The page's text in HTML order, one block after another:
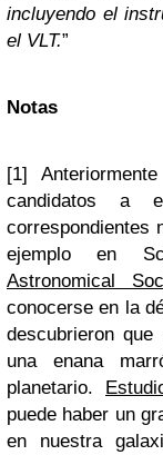
incluyendo el
el VLT.”
Notas
[1]
candidatos a
correspondientes
ejemplo en
Astronomical
conocerse en la
descubrieron
una enana
planetario.
puede haber un
en nuestra